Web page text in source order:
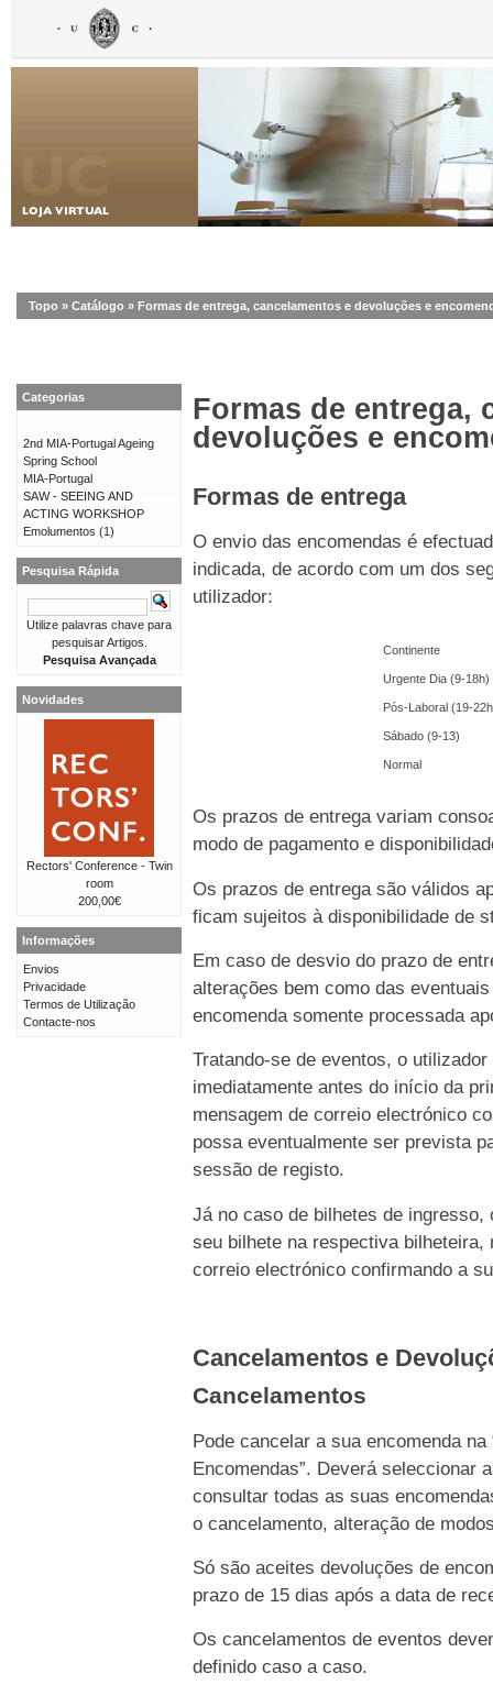
Topo » Catálogo » Formas de entrega, cancelamentos e devoluções e
Formas de entrega,
devoluções e
Formas de entrega
O envio das encomendas é
indicada, de acordo com um dos
utilizador:
Continente
Urgente Dia (9-18h)
Pós-Laboral (19-
Sábado (9-13)
Normal
Os prazos de entrega variam
modo de pagamento e
Os prazos de entrega são válidos
ficam sujeitos à disponibilidade de
Em caso de desvio do prazo de
alterações bem como das
encomenda somente processada
Tratando-se de eventos, o
imediatamente antes do início da
mensagem de correio electrónico
possa eventualmente ser prevista
sessão de registo.
Já no caso de bilhetes de
seu bilhete na respectiva bilheteira,
correio electrónico confirmando a
Cancelamentos e
Cancelamentos
Pode cancelar a sua encomenda
Encomendas”. Deverá seleccionar
consultar todas as suas
o cancelamento, alteração de
Só são aceites devoluções de
prazo de 15 dias após a data de
Os cancelamentos de eventos
definido caso a caso.
Categorias
2nd MIA-Portugal Ageing
Spring School
MIA-Portugal
SAW - SEEING AND
ACTING WORKSHOP
Emolumentos (1)
Pesquisa Rápida
Utilize palavras chave para
pesquisar Artigos.
Pesquisa Avançada
Novidades
Rectors' Conference - Twin
room
200,00€
Informações
Envios
Privacidade
Termos de Utilização
Contacte-nos